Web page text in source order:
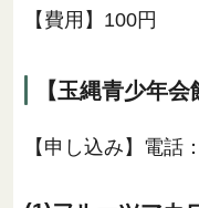
【費用】100円
【玉縄青少年会
【申し込み】電話